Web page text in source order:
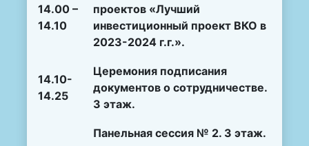
14.00 –
14.10
проектов «Лучший
инвестиционный проект ВКО в
2023-2024 г.г.».
14.10-
14.25
Церемония подписания
документов о сотрудничестве.
3 этаж.
Панельная сессия № 2. 3 этаж.